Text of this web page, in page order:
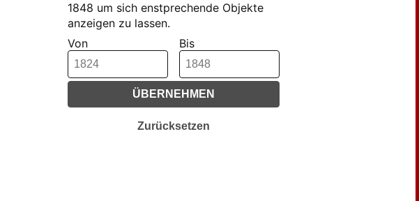
1848 um sich enstprechende Objekte
anzeigen zu lassen.
Von
Bis
ÜBERNEHMEN
Zurücksetzen